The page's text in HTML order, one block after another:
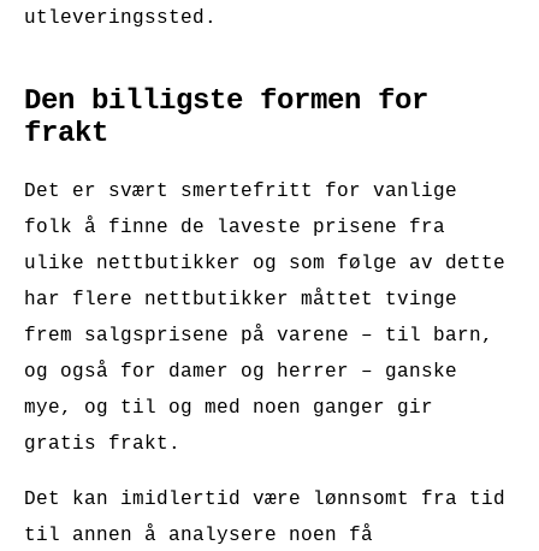
utleveringssted.
Den billigste formen for
frakt
Det er svært smertefritt for vanlige
folk å finne de laveste prisene fra
ulike nettbutikker og som følge av dette
har flere nettbutikker måttet tvinge
frem salgsprisene på varene – til barn,
og også for damer og herrer – ganske
mye, og til og med noen ganger gir
gratis frakt.
Det kan imidlertid være lønnsomt fra tid
til annen å analysere noen få